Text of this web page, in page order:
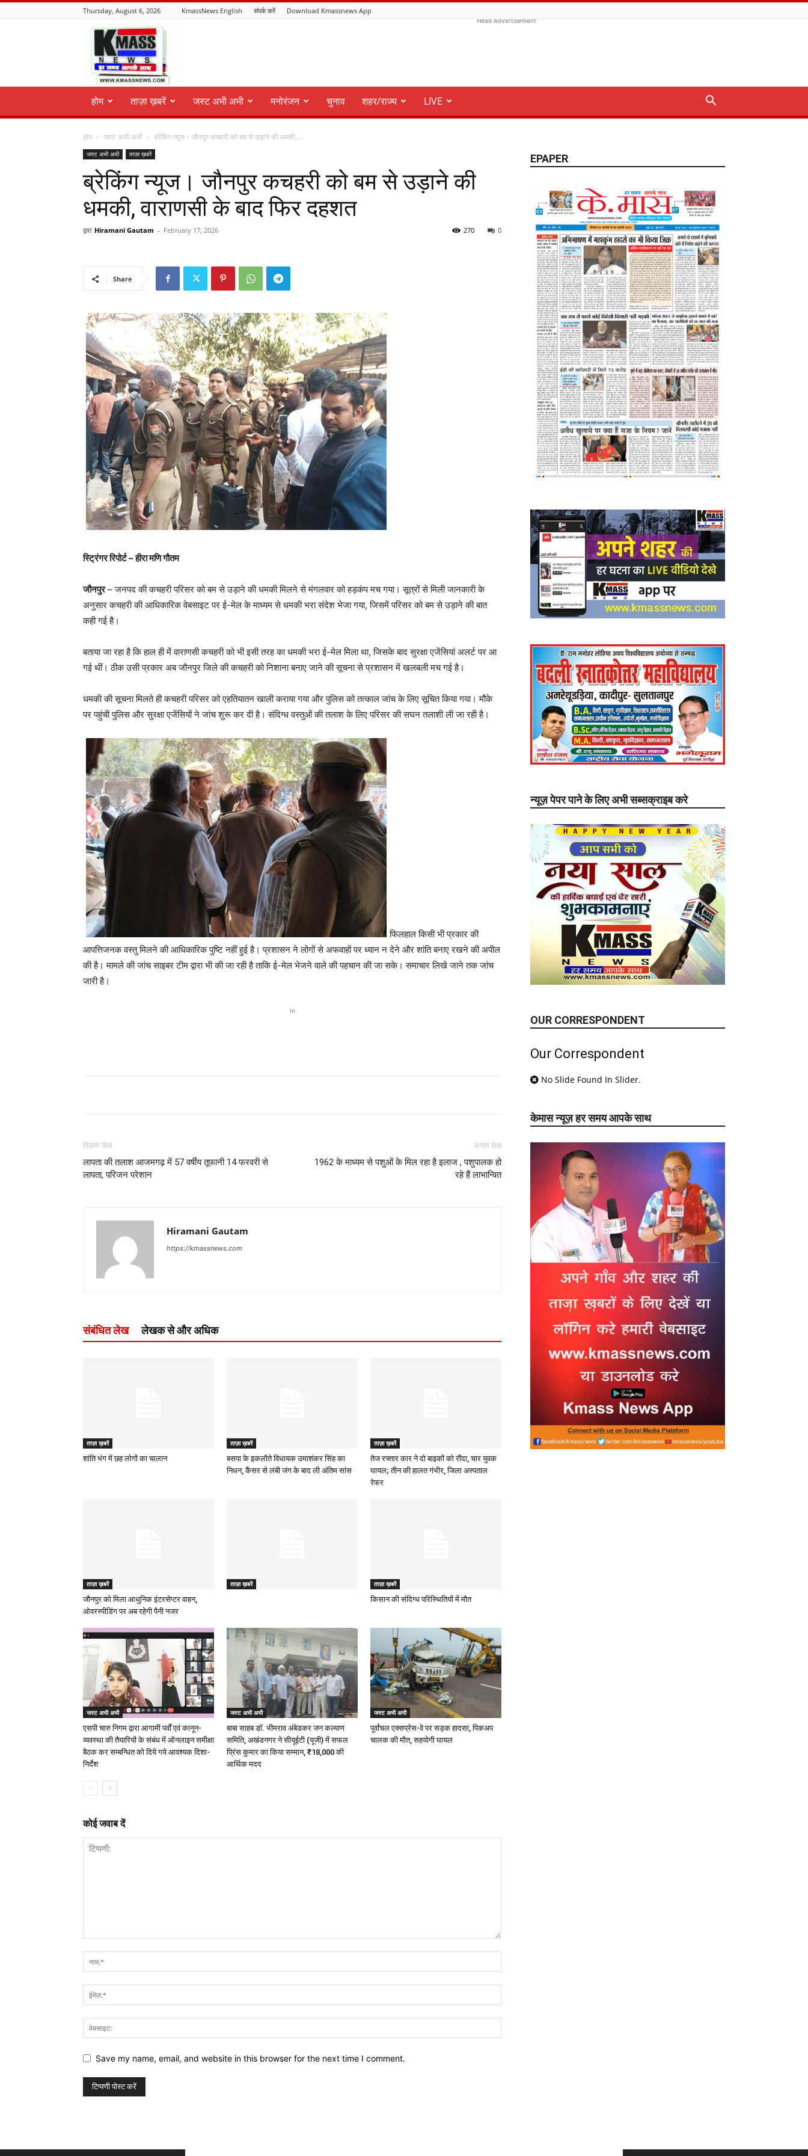
Thursday, August 6, 2026 KmassNews English संपर्क करें Download Kmassnews App
KmassNews
Head Advertisement
होम ताज़ा ख़बरें जस्ट अभी अभी मनोरंजन चुनाव शहर/राज्य LIVE
होम जस्ट अभी अभी ब्रेकिंग न्यूज। जौनपुर कचहरी को बम से उड़ाने की धमकी,...
जस्ट अभी अभी ताज़ा ख़बरें
ब्रेकिंग न्यूज। जौनपुर कचहरी को बम से उड़ाने की
धमकी, वाराणसी के बाद फिर दहशत
द्वारा Hiramani Gautam - February 17, 2026 0
270
Share
स्ट्रिंगर रिपोर्ट – हीरा मणि गौतम
जौनपुर– जनपद की कचहरी परिसर को बम से उड़ाने की धमकी मिलने से मंगलवार को हड़कंप मच गया। सूत्रों से मिली जानकारी के
अनुसार कचहरी की आधिकारिक वेबसाइट पर ई-मेल के माध्यम से धमकी भरा संदेश भेजा गया, जिसमें परिसर को बम से उड़ाने की बात
कही गई है।
बताया जा रहा है कि हाल ही में वाराणसी कचहरी को भी इसी तरह का धमकी भरा ई-मेल मिला था, जिसके बाद सुरक्षा एजेंसियां अलर्ट पर आ
गई थीं। ठीक उसी प्रकार अब जौनपुर जिले की कचहरी को निशाना बनाए जाने की सूचना से प्रशासन में खलबली मच गई है।
धमकी की सूचना मिलते ही कचहरी परिसर को एहतियातन खाली कराया गया और पुलिस को तत्काल जांच के लिए सूचित किया गया। मौके
पर पहुंची पुलिस और सुरक्षा एजेंसियों ने जांच शुरू कर दी है। संदिग्ध वस्तुओं की तलाश के लिए परिसर की सघन तलाशी ली जा रही है।
फिलहाल किसी भी प्रकार की
आपत्तिजनक वस्तु मिलने की आधिकारिक पुष्टि नहीं हुई है। प्रशासन ने लोगों से अफवाहों पर ध्यान न देने और शांति बनाए रखने की अपील
की है। मामले की जांच साइबर टीम द्वारा भी की जा रही है ताकि ई-मेल भेजने वाले की पहचान की जा सके। समाचार लिखे जाने तक जांच
जारी है।
In
पिछला लेख
लापता की तलाश आजमगढ़ में 57 वर्षीय तूफानी 14 फरवरी से
लापता, परिजन परेशान
अगला लेख
1962 के माध्यम से पशुओं के मिल रहा है इलाज , पशुपालक हो
रहे हैं लाभान्वित
Hiramani Gautam
https://kmassnews.com
संबंधित लेख लेखक से और अधिक
ताज़ा ख़बरें
शांति भंग में छह लोगों का चालान
ताज़ा ख़बरें
बसपा के इकलौते विधायक उमाशंकर सिंह का
निधन, कैंसर से लंबी जंग के बाद ली अंतिम सांस
ताज़ा ख़बरें
तेज रफ्तार कार ने दो बाइकों को रौंदा, चार युवक
घायल; तीन की हालत गंभीर, जिला अस्पताल
रेफर
ताज़ा ख़बरें
जौनपुर को मिला आधुनिक इंटरसेप्टर वाहन,
ओवरस्पीडिंग पर अब रहेगी पैनी नजर
ताज़ा ख़बरें ताज़ा ख़बरें
किसान की संदिग्ध परिस्थितियों में मौत
जस्ट अभी अभी
एसपी चारु निगम द्वारा आगामी पर्वों एवं कानून-
व्यवस्था की तैयारियों के संबंध में ऑनलाइन समीक्षा
बैठक कर सम्बन्धित को दिये गये आवश्यक दिशा-
निर्देश
जस्ट अभी अभी
बाबा साहब डॉ. भीमराव अंबेडकर जन कल्याण
समिति, अखंडनगर ने सीयूईटी (यूजी) में सफल
प्रिंस कुमार का किया सम्मान, ₹18,000 की
आर्थिक मदद
जस्ट अभी अभी
पूर्वांचल एक्सप्रेस-वे पर सड़क हादसा, पिकअप
चालक की मौत, सहयोगी घायल
कोई जवाब दें
Save my name, email, and website in this browser for the next time I comment.
EPAPER
न्यूज़ पेपर पाने के लिए अभी सब्सक्राइब करे
OUR CORRESPONDENT
Our Correspondent
No Slide Found In Slider.
केमास न्यूज़ हर समय आपके साथ